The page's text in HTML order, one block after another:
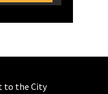
to the City